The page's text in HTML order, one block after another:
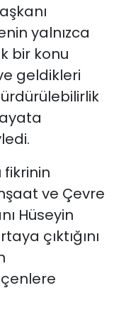
yalnızca
bir konu
geldikleri
fikrinin
ve Çevre
Hüseyin
çıktığını